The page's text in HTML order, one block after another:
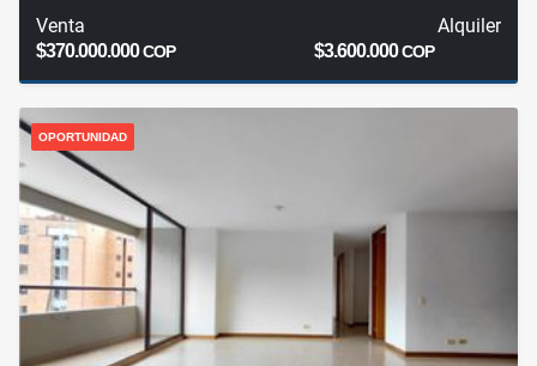
Venta
$370.000.000COP
Alquiler
$3.600.000COP
OPORTUNIDAD